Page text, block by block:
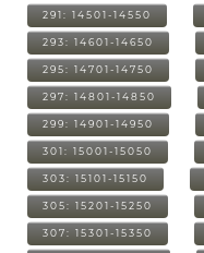
291: 14501-14550
293: 14601-14650
295: 14701-14750
297: 14801-14850
299: 14901-14950
301: 15001-15050
303: 15101-15150
305: 15201-15250
307: 15301-15350